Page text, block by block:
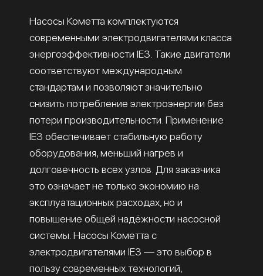
Насосы Кометта комплектуются
современными электродвигателями класса
энергоэффективности IE3. Такие двигатели
соответствуют международным
стандартам и позволяют значительно
снизить потребление электроэнергии без
потери производительности. Применение
IE3 обеспечивает стабильную работу
оборудования, меньший нагрев и
долговечность всех узлов. Для заказчика
это означает не только экономию на
эксплуатационных расходах, но и
повышение общей надёжности насосной
системы. Насосы Кометта с
электродвигателями IE3 — это выбор в
пользу современных технологий,